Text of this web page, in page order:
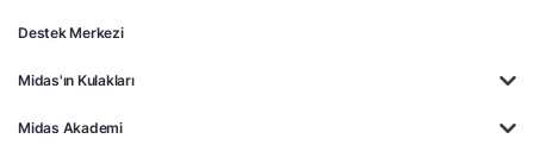
Destek Merkezi
Midas'ın Kulakları
Midas Akademi